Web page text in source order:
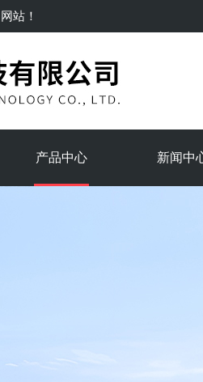
网站！
产品中心 新闻中